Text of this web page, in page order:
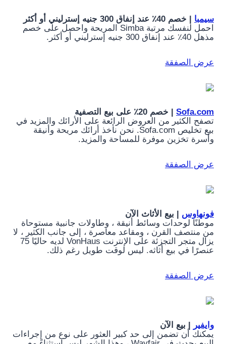
سيمبا | خصم 40٪ عند إنفاق 300 جنيه إسترليني أو أكثر
احمل لنفسك مرتبة Simba المريحة واحصل على خصم
مذهل 40٪ عند إنفاق 300 جنيه إسترليني أو أكثر.
عرض الصفقة
Sofa.com | خصم 20٪ على بيع التصفية
تصفح الكثير من العروض الرائعة على الأرائك والمزيد في
بيع تخليص Sofa.com. نحن نأخذ أرائك مريحة وأنيقة
وأسرة تخزين موفرة للمساحة والمزيد.
عرض الصفقة
فونهاوس | بيع الأثاث الآن
موطنًا لوحدات وسائط أنيقة ، وطاولات جانبية مستوحاة
من منتصف القرن ، ومقاعد معاصرة ، إلى جانب الكثير ، لا
يزال متجر التجزئة على الإنترنت VonHaus لديه حاليًا 75
عنصرًا في بيع أثاثه. ليس لوقت طويل رغم ذلك.
عرض الصفقة
وايفير | بيع الآن
يمكنك أن تضمن إلى حد كبير العثور على نوع من إجراءات